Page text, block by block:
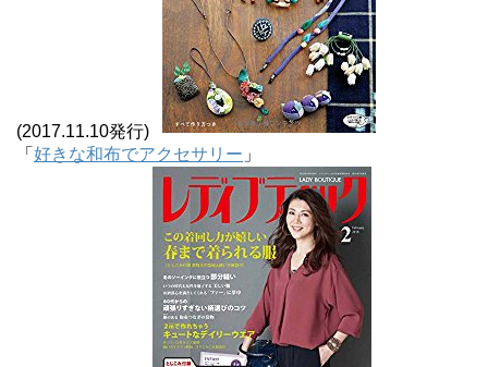
(2017.11.10発行)
「 好きな和布でアクセサリー 」